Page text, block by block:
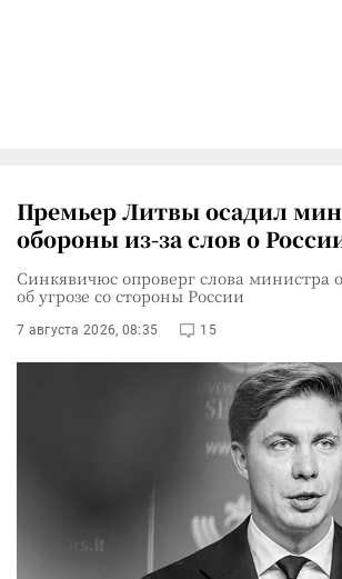
Премьер Литвы осадил
обороны из-за слов о
Синкявичюс опроверг слова министра
об угрозе со стороны России
7 августа 2026, 08:35 15